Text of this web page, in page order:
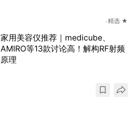
精选 ★
家用美容仪推荐｜medicube、
AMIRO等13款讨论高！解构RF射频
原理